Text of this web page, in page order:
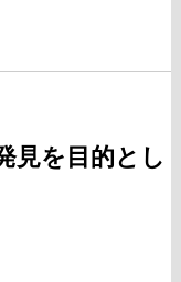
見を目的とし